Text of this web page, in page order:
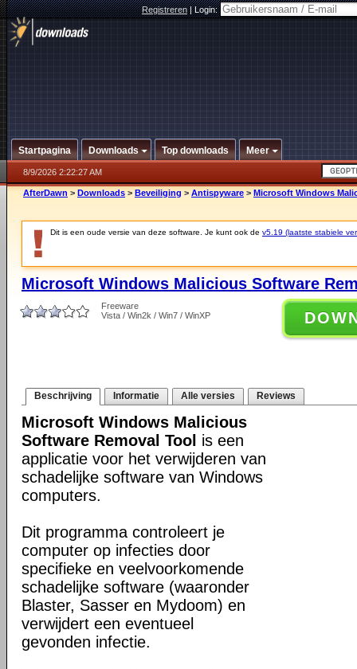
Registreren|Login:
Startpagina Downloads Top downloads Meer
8/9/2026 2:22:27 AM
AfterDawn > Downloads > Beveiliging > Antispyware > Microsoft Windows
Dit is een oude versie van deze software. Je kunt ook de v5.19 (laatste stabiele
Microsoft Windows Malicious Software
Freeware
Vista / Win2k / Win7 / WinXP
Beschrijving Informatie Alle versies Reviews
Microsoft Windows Malicious
Software Removal Tool is een
applicatie voor het verwijderen van
schadelijke software van Windows
computers.
Dit programma controleert je
computer op infecties door
specifieke en veelvoorkomende
schadelijke software (waaronder
Blaster, Sasser en Mydoom) en
verwijdert een eventueel
gevonden infectie.